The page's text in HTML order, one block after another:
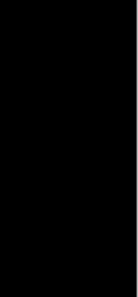
película
al mundo
de acción y